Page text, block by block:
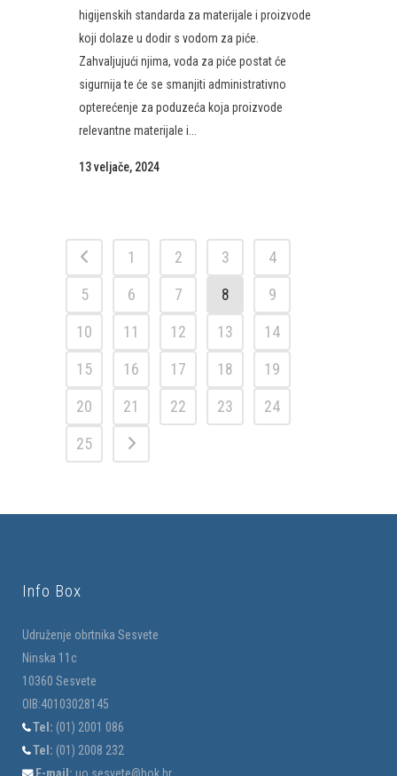
higijenskih standarda za materijale i proizvode
koji dolaze u dodir s vodom za piće.
Zahvaljujući njima, voda za piće postat će
sigurnija te će se smanjiti administrativno
opterećenje za poduzeća koja proizvode
relevantne materijale i...
13 veljače, 2024
1 2 3
4
5
6 7 8
9
10
11 12 13
14
15
16 17 18
19
20
21 22 23
24
25
Info Box
Udruženje obrtnika Sesvete
Ninska 11c
10360 Sesvete
OIB:40103028145
Tel: (01) 2001 086
Tel: (01) 2008 232